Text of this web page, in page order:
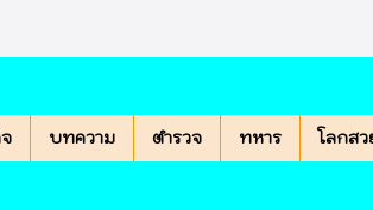
บทความ ตำรวจ ทหาร โลกส